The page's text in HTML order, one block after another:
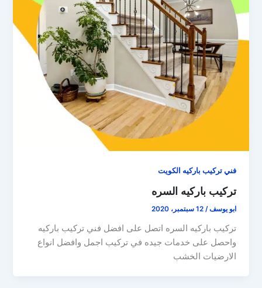
فني تركيب باركيه الكويت
تركيب باركيه السره
ابو يوسف/12 سبتمبر، 2020
تركيب باركيه السره اتصل على افضل فني تركيب باركيه
واحصل على خدمات جيده في تركيب اجمل وافضل انواع
الارضيات الخشب